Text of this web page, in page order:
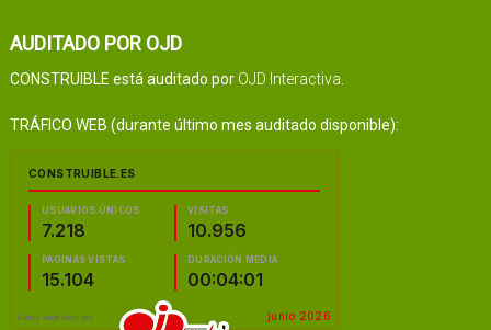
AUDITADO POR OJD
CONSTRUIBLE está auditado por OJD Interactiva.
TRÁFICO WEB (durante último mes auditado disponible):